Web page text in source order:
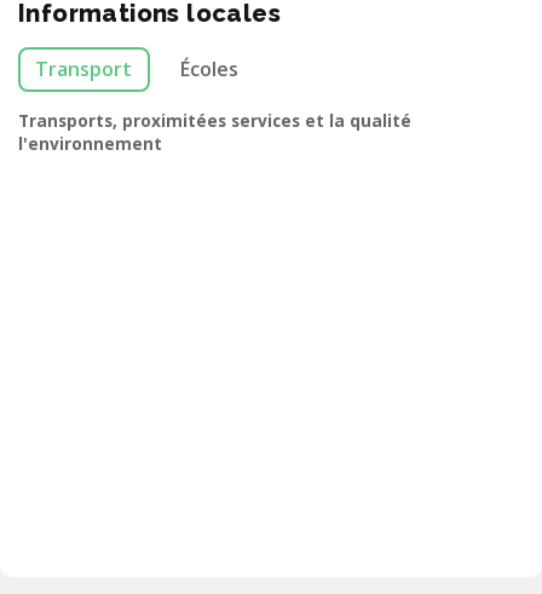
Informations locales
Transport Écoles
Transports, proximitées services et la qualité
l'environnement